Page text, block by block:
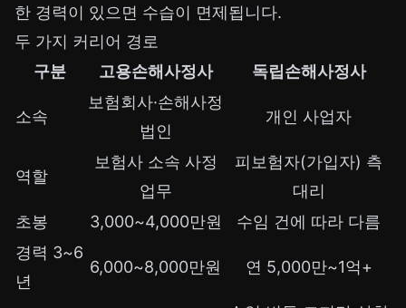
한 경력이 있으면 수습이 면제됩니다.
두 가지 커리어 경로
구분
고용손해사정사 독립손해사정사
소속
보험회사·손해사정
법인
개인 사업자
역할
보험사 소속 사정
업무
피보험자(가입자) 측
대리
초봉
3,000~4,000만원
수임 건에 따라 다름
경력 3~6
년
6,000~8,000만원 연 5,000만~1억+